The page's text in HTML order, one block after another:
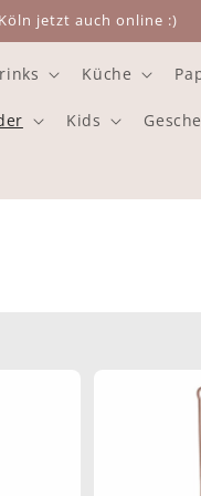
jetzt auch online :)
Küche
Kids